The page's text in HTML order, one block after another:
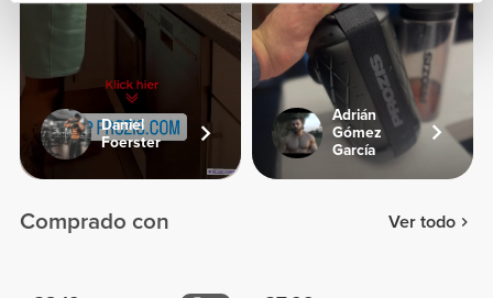
Daniel
Foerster
Adrián
Gómez
García
Comprado con Ver todo